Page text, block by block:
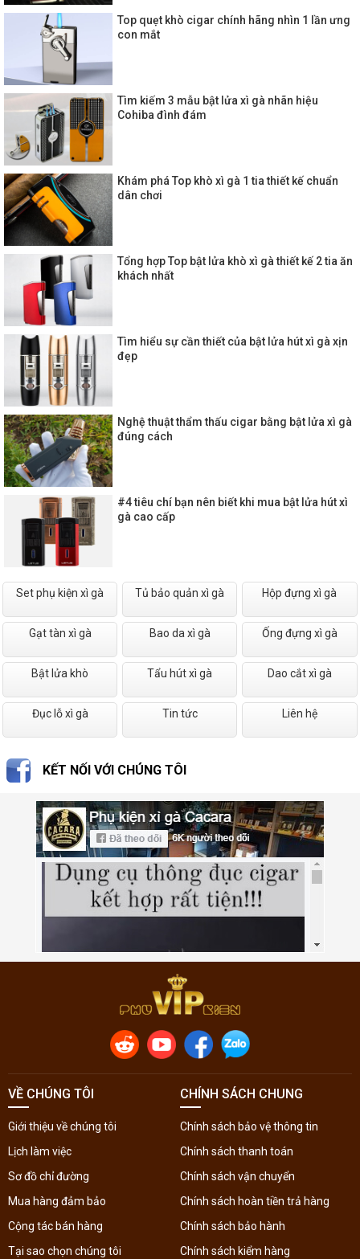
Top quẹt khò cigar chính hãng nhìn 1 lần ưng
con mắt
Tìm kiếm 3 mẫu bật lửa xì gà nhãn hiệu
Cohiba đình đám
Khám phá Top khò xì gà 1 tia thiết kế chuẩn
dân chơi
Tổng hợp Top bật lửa khò xì gà thiết kế 2 tia ăn
khách nhất
Tìm hiểu sự cần thiết của bật lửa hút xì gà xịn
đẹp
Nghệ thuật thẩm thấu cigar bằng bật lửa xì gà
đúng cách
#4 tiêu chí bạn nên biết khi mua bật lửa hút xì
gà cao cấp
Set phụ kiện xì gà Tủ bảo quản xì gà Hộp đựng xì gà
Gạt tàn xì gà Bao da xì gà Ống đựng xì gà
Bật lửa khò Tẩu hút xì gà Dao cắt xì gà
Đục lỗ xì gà Tin tức Liên hệ
KẾT NỐI VỚI CHÚNG TÔI
VỀ CHÚNG TÔI
Giới thiệu về chúng tôi
Lịch làm việc
Sơ đồ chỉ đường
Mua hàng đảm bảo
Cộng tác bán hàng
Tại sao chọn chúng tôi
CHÍNH SÁCH CHUNG
Chính sách bảo vệ thông tin
Chính sách thanh toán
Chính sách vận chuyển
Chính sách hoàn tiền trả hàng
Chính sách bảo hành
Chính sách kiểm hàng